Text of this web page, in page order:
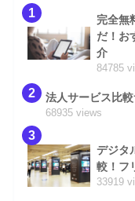
1
完全無
だ！お
介
84785
2 法人サービス比
68935 views
3
デジタ
較！フ
33919